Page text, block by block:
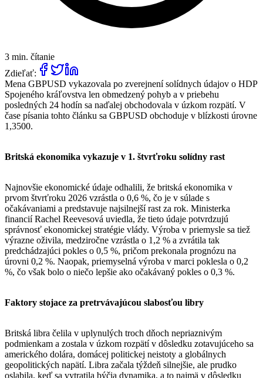
3 min. čítanie
Zdieľať:
Mena GBPUSD vykazovala po zverejnení solídnych údajov o HDP
Spojeného kráľovstva len obmedzený pohyb a v priebehu
posledných 24 hodín sa naďalej obchodovala v úzkom rozpätí. V
čase písania tohto článku sa GBPUSD obchoduje v blízkosti úrovne
1,3500.
Britská ekonomika vykazuje v 1. štvrťroku solídny rast
Najnovšie ekonomické údaje odhalili, že britská ekonomika v
prvom štvrťroku 2026 vzrástla o 0,6 %, čo je v súlade s
očakávaniami a predstavuje najsilnejší rast za rok. Ministerka
financií Rachel Reevesová uviedla, že tieto údaje potvrdzujú
správnosť ekonomickej stratégie vlády. Výroba v priemysle sa tiež
výrazne oživila, medziročne vzrástla o 1,2 % a zvrátila tak
predchádzajúci pokles o 0,5 %, pričom prekonala prognózu na
úrovni 0,2 %. Naopak, priemyselná výroba v marci poklesla o 0,2
%, čo však bolo o niečo lepšie ako očakávaný pokles o 0,3 %.
Faktory stojace za pretrvávajúcou slabosťou libry
Britská libra čelila v uplynulých troch dňoch nepriaznivým
podmienkam a zostala v úzkom rozpätí v dôsledku zotavujúceho sa
amerického dolára, domácej politickej neistoty a globálnych
geopolitických napätí. Libra začala týždeň silnejšie, ale prudko
oslabila, keď sa vytratila býčia dynamika, a to najmä v dôsledku